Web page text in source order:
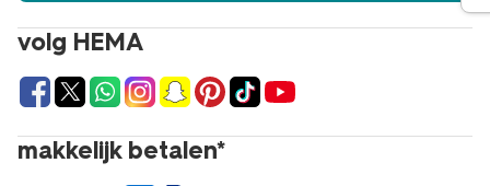
volg HEMA
makkelijk betalen*